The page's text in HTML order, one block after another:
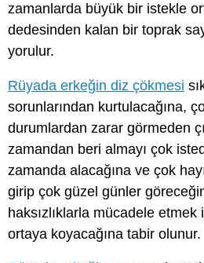
zamanlarda büyük bir istekle
dedesinden kalan bir toprak
yorulur.
Rüyada erkeğin diz çökmesi
sorunlarından kurtulacağına,
durumlardan zarar görmeden
zamandan beri almayı çok
zamanda alacağına ve çok
girip çok güzel günler
haksızlıklarla mücadele etmek
ortaya koyacağına tabir olunur.